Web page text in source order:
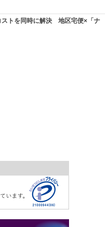
ストを同時に解決 地区宅便×「ナ